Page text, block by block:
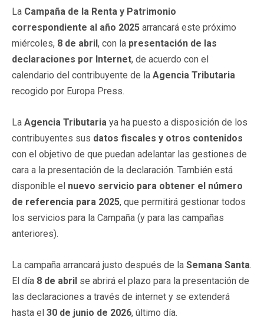
La Campaña de la Renta y Patrimonio
correspondiente al año 2025 arrancará este próximo
miércoles, 8 de abril, con la presentación de las
declaraciones por Internet, de acuerdo con el
calendario del contribuyente de la Agencia Tributaria
recogido por Europa Press.
La Agencia Tributaria ya ha puesto a disposición de los
contribuyentes sus datos fiscales y otros contenidos
con el objetivo de que puedan adelantar las gestiones de
cara a la presentación de la declaración. También está
disponible el nuevo servicio para obtener el número
de referencia para 2025, que permitirá gestionar todos
los servicios para la Campaña (y para las campañas
anteriores).
La campaña arrancará justo después de la Semana Santa.
El día 8 de abril se abrirá el plazo para la presentación de
las declaraciones a través de internet y se extenderá
hasta el 30 de junio de 2026, último día.